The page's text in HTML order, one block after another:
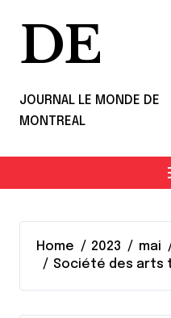
DE
JOURNAL LE MONDE DE
MONTREAL
Home 2023 mai
Société des arts